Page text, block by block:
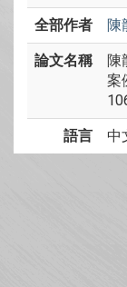
全部作者 陳
論文名稱
陳
案
語言 中